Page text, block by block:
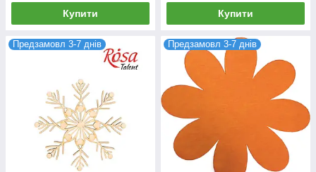
Купити Купити
Предзамовл 3-7 днів Предзамовл 3-7 днів